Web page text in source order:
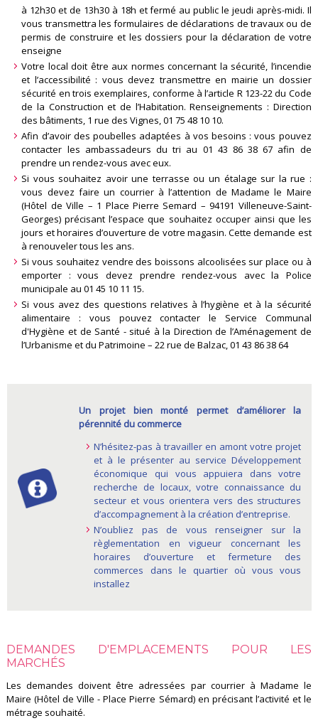
à 12h30 et de 13h30 à 18h et fermé au public le jeudi après-midi. Il
vous transmettra les formulaires de déclarations de travaux ou de
permis de construire et les dossiers pour la déclaration de votre
enseigne
Votre local doit être aux normes concernant la sécurité, l’incendie
et l’accessibilité : vous devez transmettre en mairie un dossier
sécurité en trois exemplaires, conforme à l’article R 123-22 du Code
de la Construction et de l’Habitation. Renseignements : Direction
des bâtiments, 1 rue des Vignes, 01 75 48 10 10.
Afin d’avoir des poubelles adaptées à vos besoins : vous pouvez
contacter les ambassadeurs du tri au 01 43 86 38 67 afin de
prendre un rendez-vous avec eux.
Si vous souhaitez avoir une terrasse ou un étalage sur la rue :
vous devez faire un courrier à l’attention de Madame le Maire
(Hôtel de Ville – 1 Place Pierre Semard – 94191 Villeneuve-Saint-
Georges) précisant l’espace que souhaitez occuper ainsi que les
jours et horaires d’ouverture de votre magasin. Cette demande est
à renouveler tous les ans.
Si vous souhaitez vendre des boissons alcoolisées sur place ou à
emporter : vous devez prendre rendez-vous avec la Police
municipale au 01 45 10 11 15.
Si vous avez des questions relatives à l’hygiène et à la sécurité
alimentaire : vous pouvez contacter le Service Communal
d'Hygiène et de Santé - situé à la Direction de l’Aménagement de
l’Urbanisme et du Patrimoine – 22 rue de Balzac, 01 43 86 38 64
Un projet bien monté permet d’améliorer la
pérennité du commerce
N’hésitez-pas à travailler en amont votre projet
et à le présenter au service Développement
économique qui vous appuiera dans votre
recherche de locaux, votre connaissance du
secteur et vous orientera vers des structures
d’accompagnement à la création d’entreprise.
N’oubliez pas de vous renseigner sur la
règlementation en vigueur concernant les
horaires d’ouverture et fermeture des
commerces dans le quartier où vous vous
installez
DEMANDES D'EMPLACEMENTS POUR LES
MARCHÉS
Les demandes doivent être adressées par courrier à Madame le
Maire (Hôtel de Ville - Place Pierre Sémard) en précisant l’activité et le
métrage souhaité.